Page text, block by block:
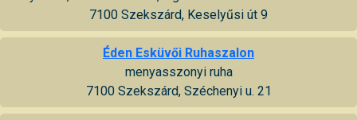
7100 Szekszárd, Keselyűsi út 9
Éden Esküvői Ruhaszalon
menyasszonyi ruha
7100 Szekszárd, Széchenyi u. 21